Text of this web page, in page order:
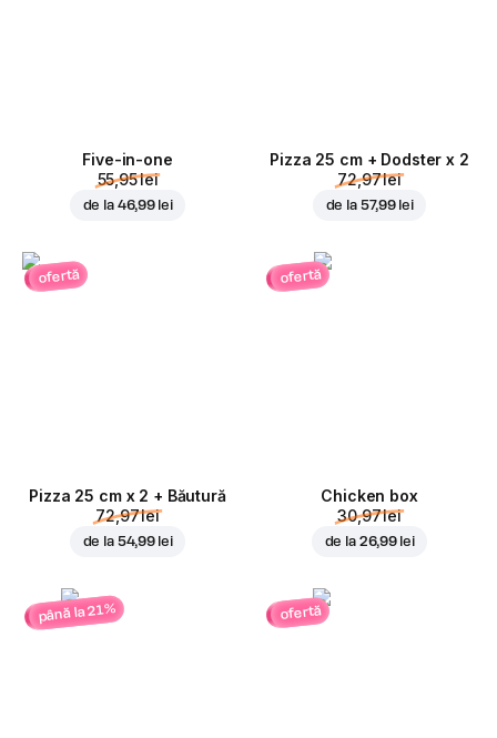
Five-in-one
55,95 lei
de la 46,99 lei
Pizza 25 cm + Dodster x 2
72,97 lei
de la 57,99 lei
ofertă
Pizza 25 cm x 2 + Băutură
72,97 lei
de la 54,99 lei
ofertă
Chicken box
30,97 lei
de la 26,99 lei
până la 21% ofertă